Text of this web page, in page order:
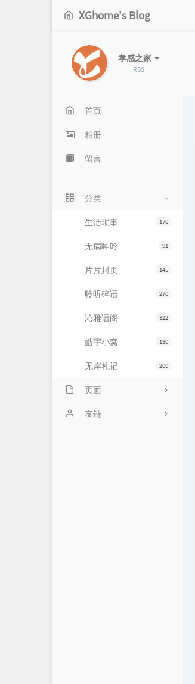
XGhome's Blog
孝感之家
RSS
首页
相册
留言
分类
176
生活琐事
91
无病呻吟
145
片片封页
270
聆听碎语
322
沁雅语阁
130
皓宇小窝
200
无岸札记
页面
友情链接
友链